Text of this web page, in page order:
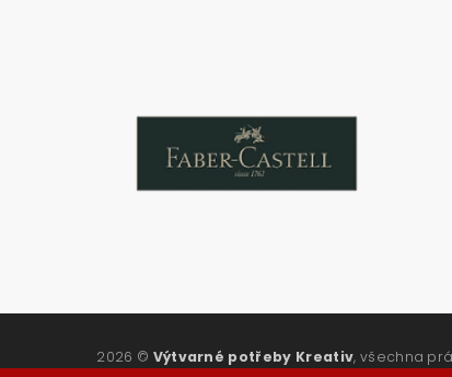
2026 © Výtvarné potřeby Kreativ, všechna